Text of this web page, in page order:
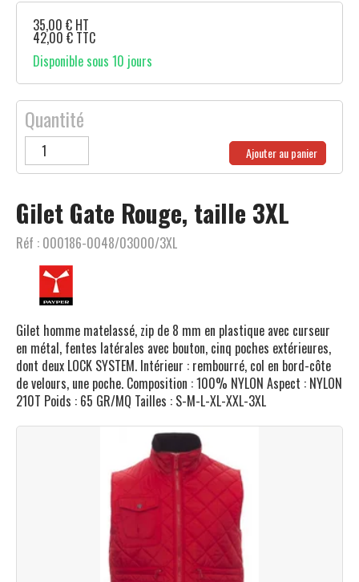
Gilet Gate Rouge, taille 3XL
Réf : 000186-0048/03000/3XL
Gilet homme matelassé, zip de 8 mm en plastique avec curseur
en métal, fentes latérales avec bouton, cinq poches extérieures,
dont deux LOCK SYSTEM. Intérieur : rembourré, col en bord-côte
de velours, une poche. Composition : 100% NYLON Aspect : NYLON
210T Poids : 65 GR/MQ Tailles : S-M-L-XL-XXL-3XL
35,00 € HT
42,00 € TTC
Disponible sous 10 jours
Quantité
Ajouter au panier